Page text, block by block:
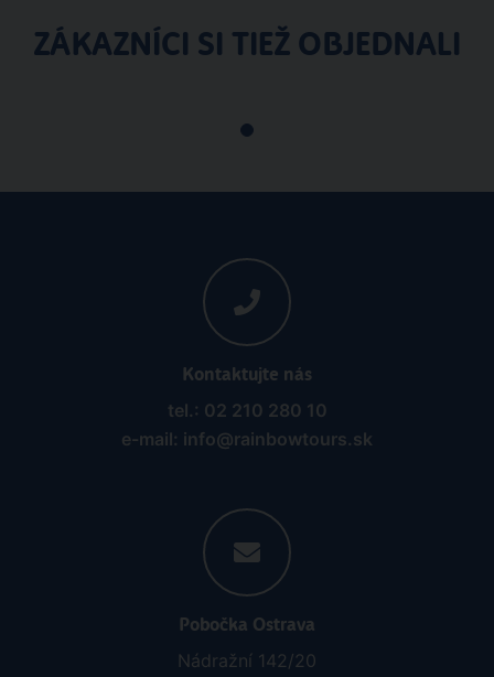
ZÁKAZNÍCI SI TIEŽ OBJEDNALI
Kontaktujte nás
tel.: 02 210 280 10
e-mail: info@rainbowtours.sk
Pobočka Ostrava
Nádražní 142/20